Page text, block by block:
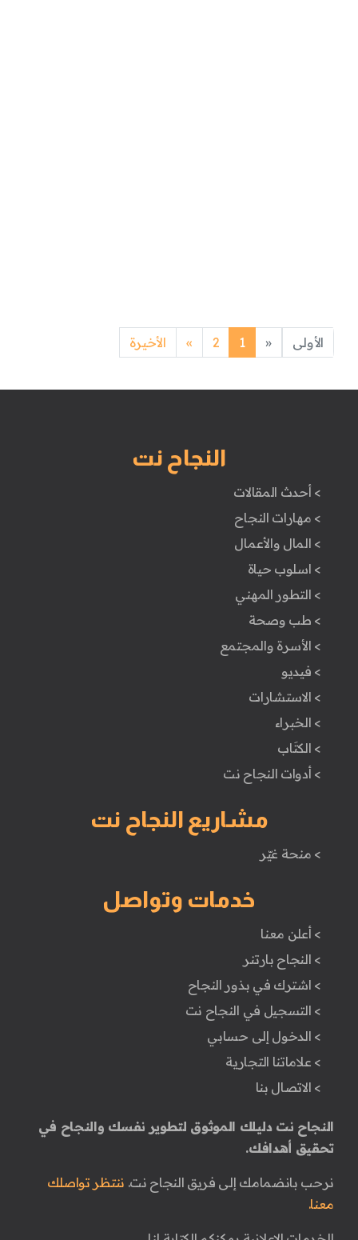
الأولى «
Previous
1
2
»
Nextالأخيرة
النجاح نت
> أحدث المقالات
> مهارات النجاح
> المال والأعمال
> اسلوب حياة
> التطور المهني
> طب وصحة
> الأسرة والمجتمع
> فيديو
> الاستشارات
> الخبراء
> الكتَاب
> أدوات النجاح نت
مشاريع النجاح نت
> منحة غيّر
خدمات وتواصل
> أعلن معنا
> النجاح بارتنر
> اشترك في بذور النجاح
> التسجيل في النجاح نت
> الدخول إلى حسابي
> علاماتنا التجارية
> الاتصال بنا
النجاح نت دليلك الموثوق لتطوير نفسك والنجاح في
تحقيق أهدافك.
نرحب بانضمامك إلى فريق النجاح نت. ننتظر تواصلك
معنا.